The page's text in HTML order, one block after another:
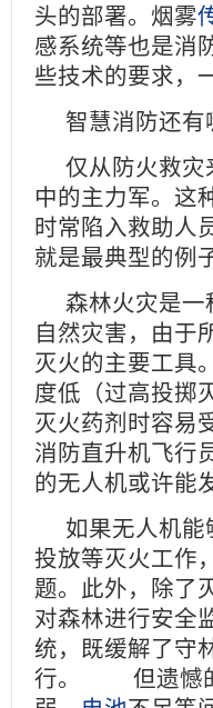
头的部署。烟雾
感系统等也是消
些技术的要求
智慧消防还有
仅从防火救灾
中的主力军。这
时常陷入救助人
就是最典型的例
森林火灾是
自然灾害，由于
灭火的主要工具
度低（过高投掷
灭火药剂时容易
消防直升机飞行
的无人机或许
如果无人机
投放等灭火工作
题。此外，除了
对森林进行安全
统，既缓解了守
行。 但遗憾的